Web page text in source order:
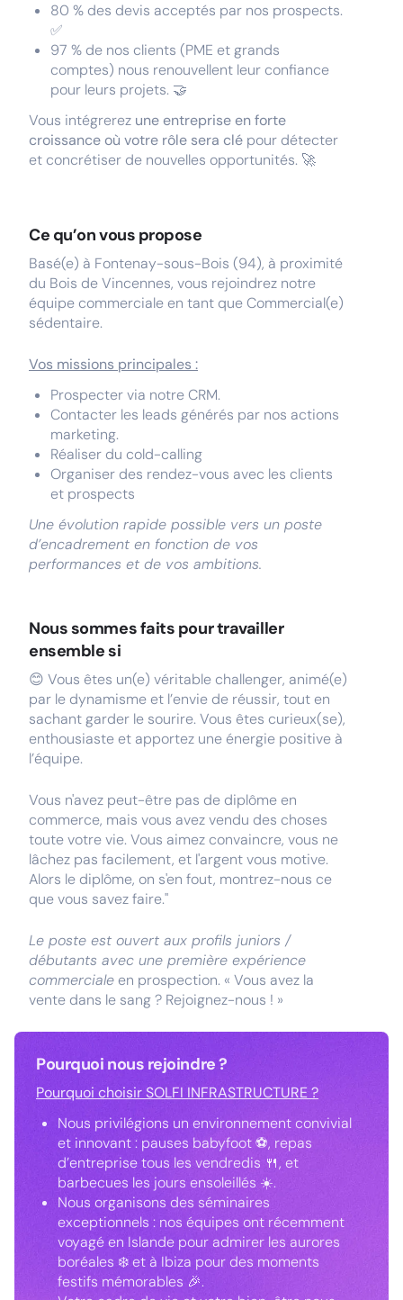
80 % des devis acceptés par nos prospects.
✅
97 % de nos clients (PME et grands
comptes) nous renouvellent leur confiance
pour leurs projets. 🤝
Vous intégrerez une entreprise en forte
croissance où votre rôle sera clé pour détecter
et concrétiser de nouvelles opportunités. 🚀
Ce qu’on vous propose
Basé(e) à Fontenay-sous-Bois (94), à proximité
du Bois de Vincennes, vous rejoindrez notre
équipe commerciale en tant que Commercial(e)
sédentaire.
Vos missions principales :
Prospecter via notre CRM.
Contacter les leads générés par nos actions
marketing.
Réaliser du cold-calling
Organiser des rendez-vous avec les clients
et prospects
Une évolution rapide possible vers un poste
d’encadrement en fonction de vos
performances et de vos ambitions.
Nous sommes faits pour travailler
ensemble si
😊 Vous êtes un(e) véritable challenger, animé(e)
par le dynamisme et l’envie de réussir, tout en
sachant garder le sourire. Vous êtes curieux(se),
enthousiaste et apportez une énergie positive à
l’équipe.
Vous n'avez peut-être pas de diplôme en
commerce, mais vous avez vendu des choses
toute votre vie. Vous aimez convaincre, vous ne
lâchez pas facilement, et l'argent vous motive.
Alors le diplôme, on s'en fout, montrez-nous ce
que vous savez faire."
Le poste est ouvert aux profils juniors /
débutants avec une première expérience
commerciale en prospection. « Vous avez la
vente dans le sang ? Rejoignez-nous ! »
Pourquoi nous rejoindre ?
Pourquoi choisir SOLFI INFRASTRUCTURE ?
Nous privilégions un environnement convivial
et innovant : pauses babyfoot ⚽, repas
d’entreprise tous les vendredis 🍴, et
barbecues les jours ensoleillés ☀️.
Nous organisons des séminaires
exceptionnels : nos équipes ont récemment
voyagé en Islande pour admirer les aurores
boréales ❄️ et à Ibiza pour des moments
festifs mémorables 🎉.